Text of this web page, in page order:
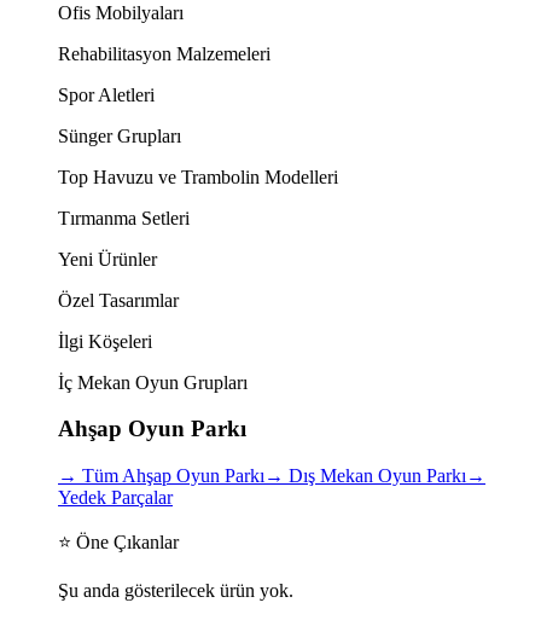
Ofis Mobilyaları
Rehabilitasyon Malzemeleri
Spor Aletleri
Sünger Grupları
Top Havuzu ve Trambolin Modelleri
Tırmanma Setleri
Yeni Ürünler
Özel Tasarımlar
İlgi Köşeleri
İç Mekan Oyun Grupları
Ahşap Oyun Parkı
→ Tüm Ahşap Oyun Parkı → Dış Mekan Oyun Parkı →
Yedek Parçalar
⭐ Öne Çıkanlar
Şu anda gösterilecek ürün yok.